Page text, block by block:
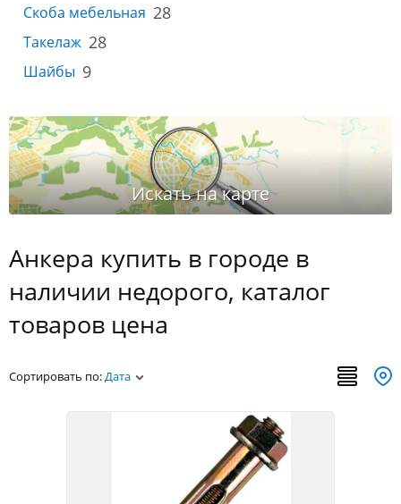
Скоба мебельная 28
Такелаж 28
Шайбы 9
Анкера купить в городе в
наличии недорого, каталог
товаров цена
Сортировать по:Дата